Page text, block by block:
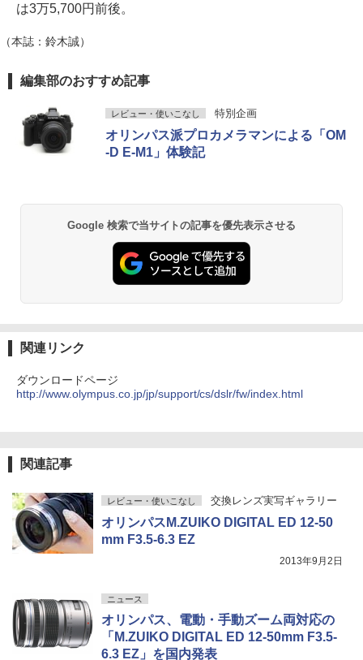
は3万5,700円前後。
（本誌：鈴木誠）
編集部のおすすめ記事
レビュー・使いこなし 特別企画
オリンパス派プロカメラマンによる「OM
-D E-M1」体験記
Google 検索で当サイトの記事を優先表示させる
関連リンク
ダウンロードページ
http://www.olympus.co.jp/jp/support/cs/dslr/fw/index.html
関連記事
レビュー・使いこなし 交換レンズ実写ギャラリー
オリンパスM.ZUIKO DIGITAL ED 12-50
mm F3.5-6.3 EZ
2013年9月2日
ニュース
オリンパス、電動・手動ズーム両対応の
「M.ZUIKO DIGITAL ED 12-50mm F3.5-
6.3 EZ」を国内発表